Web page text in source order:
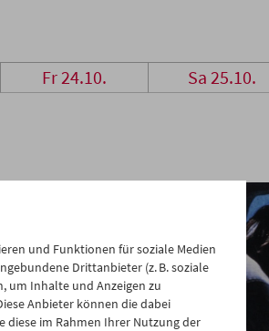
Fr 24.10. Sa 25.10.
und Funktionen für soziale Medien
Drittanbieter (z. B. soziale
um Inhalte und Anzeigen zu
Anbieter können die dabei
im Rahmen Ihrer Nutzung der